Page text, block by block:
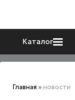
Каталог
Главная »новости